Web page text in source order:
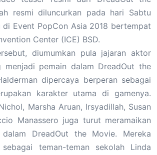
resmi diluncurkan pada hari Sabtu
Event PopCon Asia 2018 bertempat
Center (ICE) BSD.
diumumkan pula jajaran aktor
menjadi pemain dalam DreadOut the
dipercaya berperan sebagai
karakter utama di gamenya.
Marsha Aruan, Irsyadillah, Susan
Manassero juga turut meramaikan
dalam DreadOut the Movie. Mereka
teman-teman sekolah Linda